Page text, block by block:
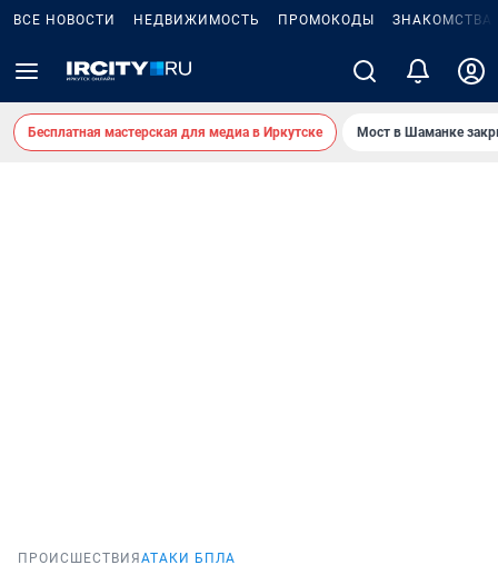
ВСЕ НОВОСТИ НЕДВИЖИМОСТЬ ПРОМОКОДЫ ЗНАКОМСТВА
Бесплатная мастерская для медиа в Иркутске Мост в Шаманке
ПРОИСШЕСТВИЯ АТАКИ БПЛА